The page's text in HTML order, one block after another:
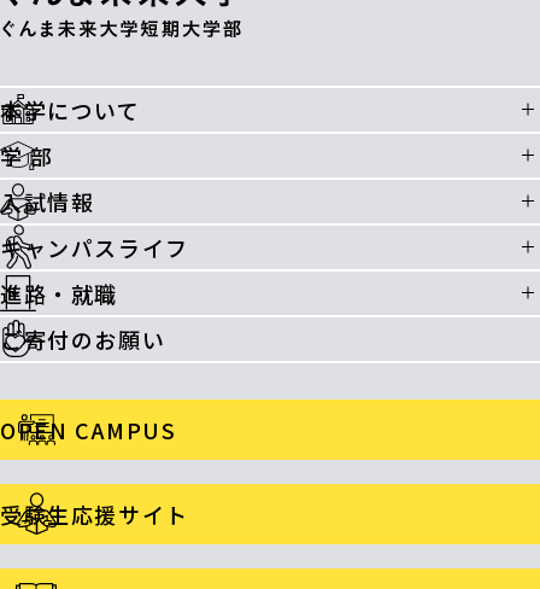
本学について
学 部
入試情報
キャンパスライフ
進路・就職
ご寄付のお願い
OPEN CAMPUS
受験生応援サイト